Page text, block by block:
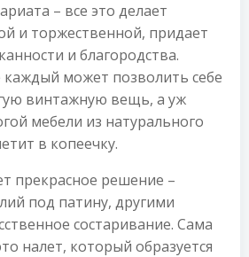
– все это делает
и торжественной, придает
и благородства.
может позволить себе
винтажную вещь, а уж
мебели из натурального
в копеечку.
прекрасное решение –
под патину, другими
состаривание. Сама
налет, который образуется